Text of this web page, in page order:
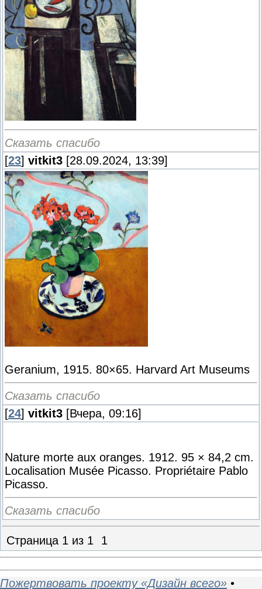
Сказать спасибо
[23] vitkit3 [28.09.2024, 13:39]
Geranium, 1915. 80×65. Harvard Art Museums
Сказать спасибо
[24] vitkit3 [Вчера, 09:16]
Nature morte aux oranges. 1912. 95 × 84,2 cm.
Localisation Musée Picasso. Propriétaire Pablo
Picasso.
Сказать спасибо
Страница 1 из 1 1
Пожертвовать проекту «Дизайн всего» •